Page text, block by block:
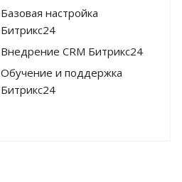
Базовая настройка
Битрикс24
Внедрение CRM Битрикс24
Обучение и поддержка
Битрикс24